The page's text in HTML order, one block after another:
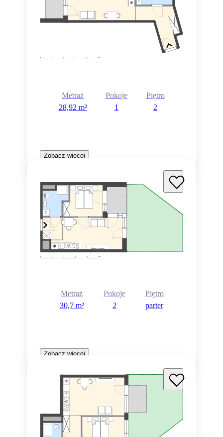
Metraż
28,92 m²
Pokoje
1
Piętro
2
Zobacz więcej
Metraż
30,7 m²
Pokoje
2
Piętro
parter
Zobacz więcej